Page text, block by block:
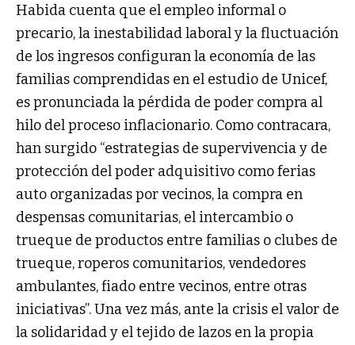
Habida cuenta que el empleo informal o
precario, la inestabilidad laboral y la fluctuación
de los ingresos configuran la economía de las
familias comprendidas en el estudio de Unicef,
es pronunciada la pérdida de poder compra al
hilo del proceso inflacionario. Como contracara,
han surgido “estrategias de supervivencia y de
protección del poder adquisitivo como ferias
auto organizadas por vecinos, la compra en
despensas comunitarias, el intercambio o
trueque de productos entre familias o clubes de
trueque, roperos comunitarios, vendedores
ambulantes, fiado entre vecinos, entre otras
iniciativas”. Una vez más, ante la crisis el valor de
la solidaridad y el tejido de lazos en la propia